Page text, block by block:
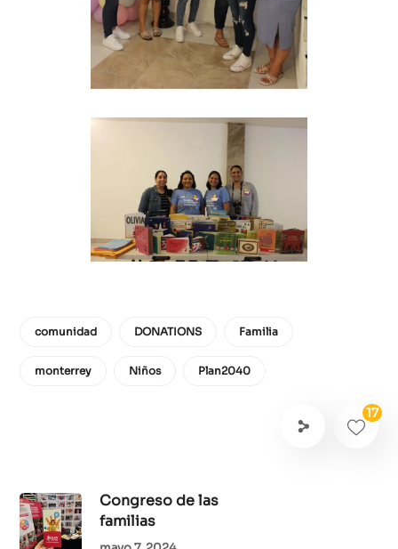
comunidad DONATIONS Familia
monterrey Niños Plan2040
17
Congreso de las
familias